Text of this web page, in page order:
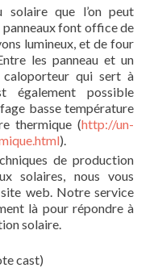
solaire que l’on peut
panneaux font office de
lumineux, et de four
les panneau et un
caloporteur qui sert à
également possible
basse température
thermique (http://un-
).
de production
solaires, nous vous
web. Notre service
là pour répondre à
solaire.
cast)